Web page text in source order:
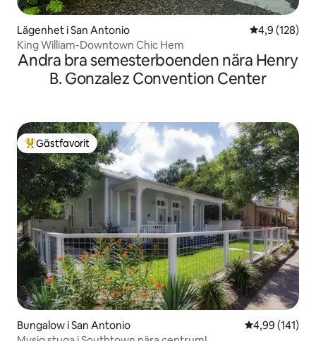
Lägenhet i San Antonio 4,9 av 5 i
4,9 (128)
King William-Downtown Chic Hem
Andra bra semesterboenden nära Henry
B. Gonzalez Convention Center
Populär gästfavorit
Gästfavorit
Bungalow i San Antonio 4,99 av 5 i
4,99 (141)